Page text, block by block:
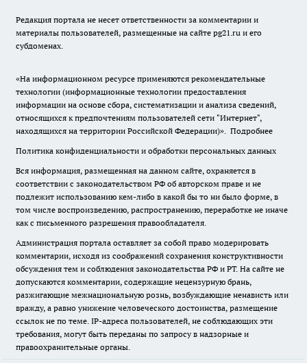
Редакция портала не несет ответственности за комментарии и
материалы пользователей, размещенные на сайте pg21.ru и его
субдоменах.
«На информационном ресурсе применяются рекомендательные
технологии (информационные технологии предоставления
информации на основе сбора, систематизации и анализа сведений,
относящихся к предпочтениям пользователей сети "Интернет",
находящихся на территории Российской Федерации)». Подробнее
Политика конфиденциальности и обработки персональных данных
Вся информация, размещенная на данном сайте, охраняется в
соответствии с законодательством РФ об авторском праве и не
подлежит использованию кем-либо в какой бы то ни было форме, в
том числе воспроизведению, распространению, переработке не иначе
как с письменного разрешения правообладателя.
Администрация портала оставляет за собой право модерировать
комментарии, исходя из соображений сохранения конструктивности
обсуждения тем и соблюдения законодательства РФ и РТ. На сайте не
допускаются комментарии, содержащие нецензурную брань,
разжигающие межнациональную рознь, возбуждающие ненависть или
вражду, а равно унижение человеческого достоинства, размещение
ссылок не по теме. IP-адреса пользователей, не соблюдающих эти
требования, могут быть переданы по запросу в надзорные и
правоохранительные органы.